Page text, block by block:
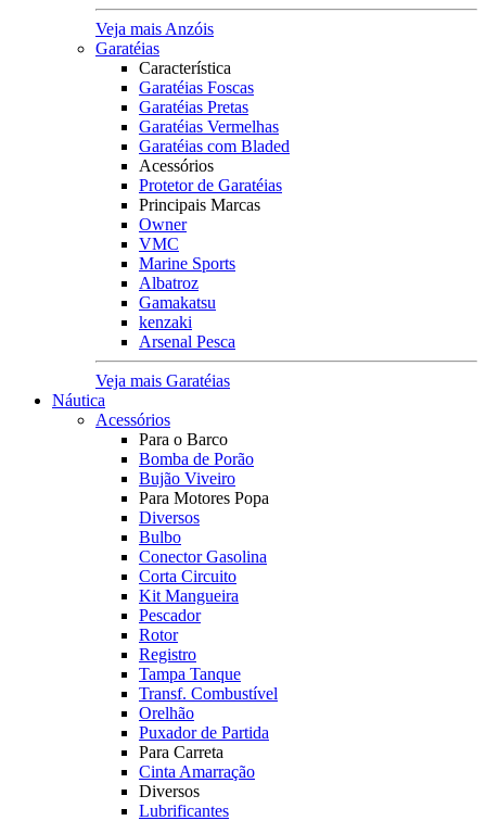
Veja mais Anzóis
Garatéias
Característica
Garatéias Foscas
Garatéias Pretas
Garatéias Vermelhas
Garatéias com Bladed
Acessórios
Protetor de Garatéias
Principais Marcas
Owner
VMC
Marine Sports
Albatroz
Gamakatsu
kenzaki
Arsenal Pesca
Veja mais Garatéias
Náutica
Acessórios
Para o Barco
Bomba de Porão
Bujão Viveiro
Para Motores Popa
Diversos
Bulbo
Conector Gasolina
Corta Circuito
Kit Mangueira
Pescador
Rotor
Registro
Tampa Tanque
Transf. Combustível
Orelhão
Puxador de Partida
Para Carreta
Cinta Amarração
Diversos
Lubrificantes